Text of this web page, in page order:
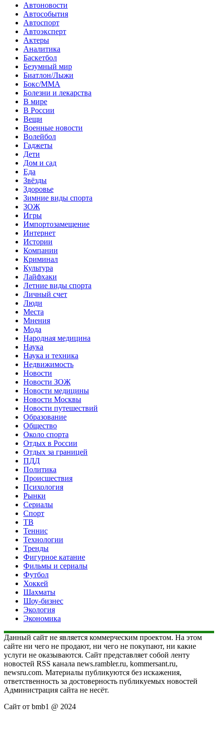
Автоновости
Автособытия
Автоспорт
Автоэксперт
Актеры
Аналитика
Баскетбол
Безумный мир
Биатлон/Лыжи
Бокс/MMA
Болезни и лекарства
В мире
В России
Вещи
Военные новости
Волейбол
Гаджеты
Дети
Дом и сад
Еда
Звёзды
Здоровье
Зимние виды спорта
ЗОЖ
Игры
Импортозамещение
Интернет
Истории
Компании
Криминал
Культура
Лайфхаки
Летние виды спорта
Личный счет
Люди
Места
Мнения
Мода
Народная медицина
Наука
Наука и техника
Недвижимость
Новости
Новости ЗОЖ
Новости медицины
Новости Москвы
Новости путешествий
Образование
Общество
Около спорта
Отдых в России
Отдых за границей
ПДД
Политика
Происшествия
Психология
Рынки
Сериалы
Спорт
ТВ
Теннис
Технологии
Тренды
Фигурное катание
Фильмы и сериалы
Футбол
Хоккей
Шахматы
Шоу-бизнес
Экология
Экономика
Данный сайт не является коммерческим проектом. На этом
сайте ни чего не продают, ни чего не покупают, ни какие
услуги не оказываются. Сайт представляет собой ленту
новостей RSS канала news.rambler.ru, kommersant.ru,
newsru.com. Материалы публикуются без искажения,
ответственность за достоверность публикуемых новостей
Администрация сайта не несёт.
Сайт от bmb1 @ 2024